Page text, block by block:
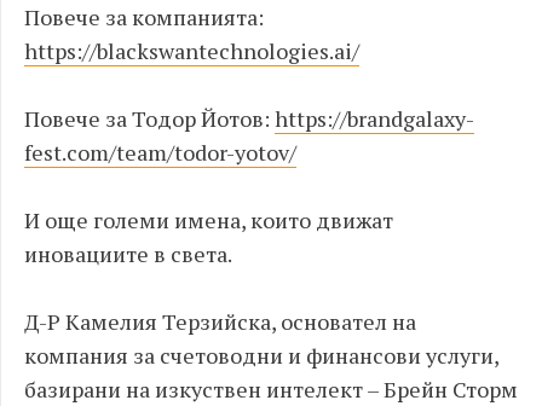
Повече за компанията:
https://blackswantechnologies.ai/
Повече за Тодор Йотов: https://brandgalaxy-
fest.com/team/todor-yotov/
И още големи имена, които движат
иновациите в света.
Д-Р Камелия Терзийска, основател на
компания за счетоводни и финансови услуги,
базирани на изкуствен интелект – Брейн Сторм